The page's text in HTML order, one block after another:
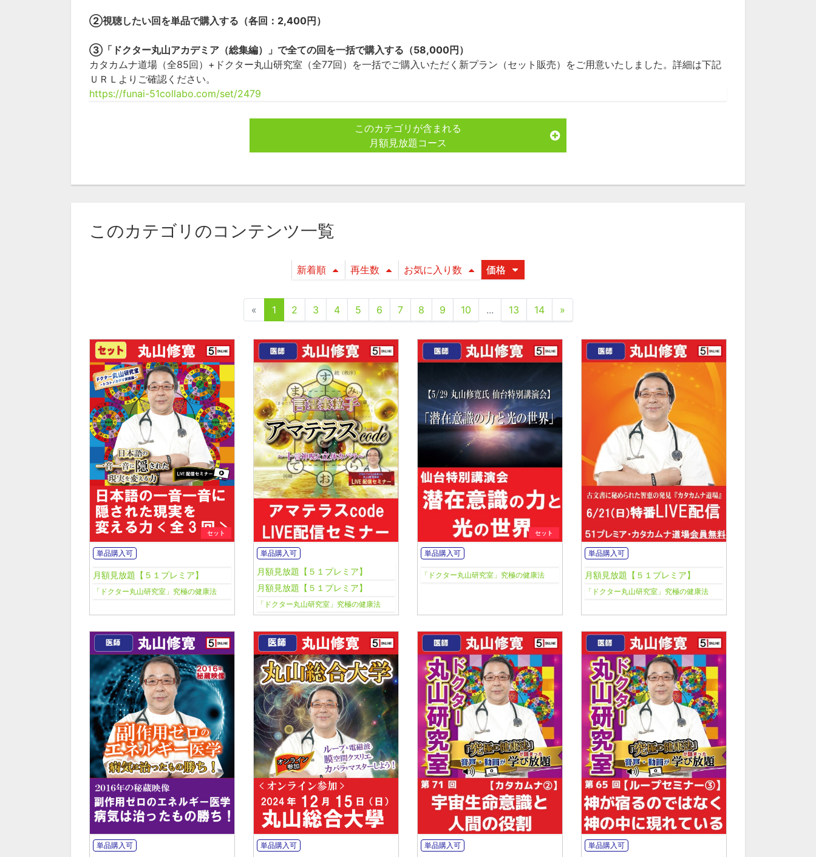
②視聴したい回を単品で購入する（各回：2,400円）
③「ドクター丸山アカデミア（総集編）」で全ての回を一括で購入する（58,000円）
カタカムナ道場（全85回）+ドクター丸山研究室（全77回）を一括でご購入いただく新プラン（セット販売）をご用意いたしました。詳細は下記
ＵＲＬよりご確認ください。
https://funai-51collabo.com/set/2479
このカテゴリが含まれる
月額見放題コース
このカテゴリのコンテンツ一覧
新着順 再生数 お気に入り数 価格
« 1 2 3 4 5 6 7 8 9 10 ... 13 14 »
セット
単品購入可
月額見放題【５１プレミア】
「ドクター丸山研究室」究極の健康法
単品購入可
月額見放題【５１プレミア】
月額見放題【５１プレミア】
「ドクター丸山研究室」究極の健康法
セット
単品購入可
「ドクター丸山研究室」究極の健康法
単品購入可
月額見放題【５１プレミア】
「ドクター丸山研究室」究極の健康法
単品購入可 単品購入可 単品購入可 単品購入可